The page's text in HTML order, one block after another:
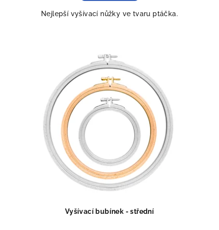
Nejlepší vyšívací nůžky ve tvaru ptáčka.
Vyšívací bubínek - střední